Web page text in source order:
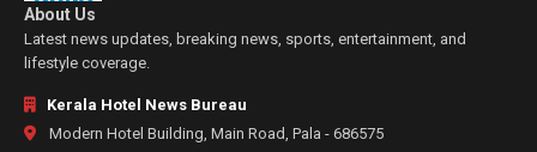
About Us
Latest news updates, breaking news, sports, entertainment, and
lifestyle coverage.
Kerala Hotel News Bureau
Modern Hotel Building, Main Road, Pala - 686575